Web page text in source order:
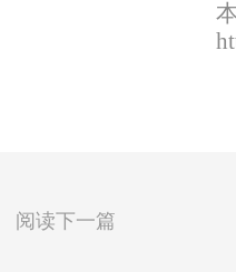
阅读下一篇